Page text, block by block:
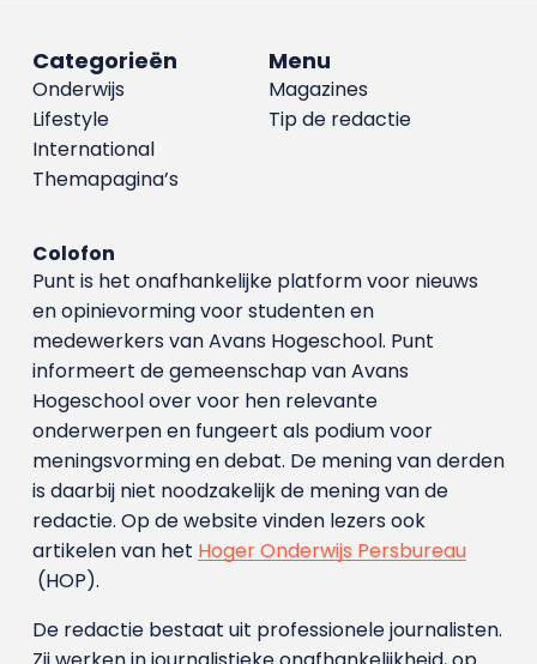
Menu
Magazines
Tip de redactie
Categorieën
Onderwijs
Lifestyle
International
Themapagina’s
Colofon
Punt is het onafhankelijke platform voor nieuws
en opinievorming voor studenten en
medewerkers van Avans Hoge­school. Punt
informeert de gemeenschap van Avans
Hogeschool over voor hen relevante
onderwerpen en fungeert als podium voor
meningsvorming en debat. De mening van derden
is daarbij niet noodzakelijk de mening van de
redactie. Op de website vinden lezers ook
artikelen van het Hoger Onderwijs Persbureau
(HOP).
De redactie bestaat uit professionele journalisten.